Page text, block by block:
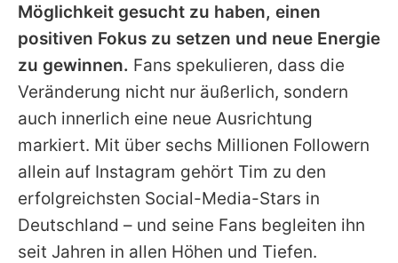
Möglichkeit gesucht zu haben, einen
positiven Fokus zu setzen und neue Energie
zu gewinnen. Fans spekulieren, dass die
Veränderung nicht nur äußerlich, sondern
auch innerlich eine neue Ausrichtung
markiert. Mit über sechs Millionen Followern
allein auf Instagram gehört Tim zu den
erfolgreichsten Social-Media-Stars in
Deutschland – und seine Fans begleiten ihn
seit Jahren in allen Höhen und Tiefen.